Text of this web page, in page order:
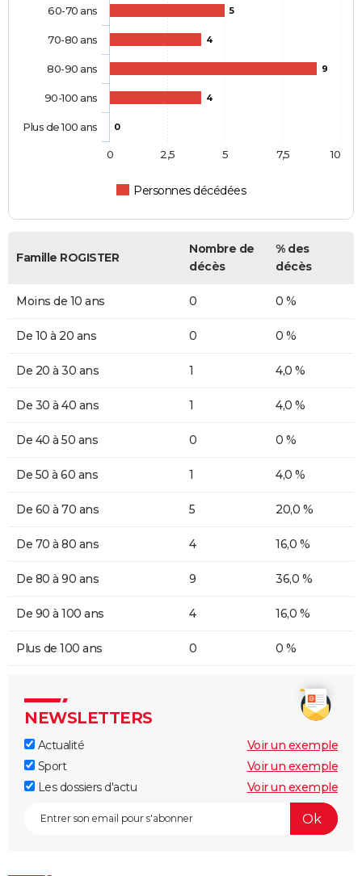
5
4
9
4
0
Personnes décédées
60-70 ans
70-80 ans
80-90 ans
90-100 ans
Plus de 100 ans
0 10
2,5 5 7,5
Famille ROGISTER
Nombre de
décès
% des
décès
Moins de 10 ans 0 0 %
De 10 à 20 ans 0 0 %
De 20 à 30 ans 1 4,0 %
De 30 à 40 ans 1 4,0 %
De 40 à 50 ans 0 0 %
De 50 à 60 ans 1 4,0 %
De 60 à 70 ans 5 20,0 %
De 70 à 80 ans 4 16,0 %
De 80 à 90 ans 9 36,0 %
De 90 à 100 ans 4 16,0 %
Plus de 100 ans 0 0 %
NEWSLETTERS
Actualité
Voir un exemple
Sport
Voir un exemple
Les dossiers d'actu
Voir un exemple